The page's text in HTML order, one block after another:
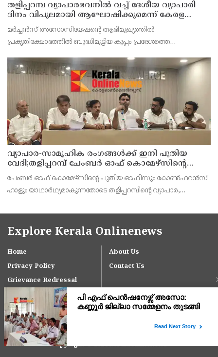
തളിപ്പറമ്പ വ്യാപാരഭവനിൽ വച്ച് ദേശീയ വ്യാപാരി
ദിനം വിപുലമായി ആഘോഷിക്കുമെന്ന് കേരള
വ്യാപാരി വ്യവസായി ഏകോപന സമിതി തളിപ്പറമ്പ്
യൂണിറ്റ് ഭാരവാഹികൾ
മർച്ചൻസ് അസോസിയേഷന്റെ ആഭിമുഖ്യത്തിൽ
പ്രകൃതിക്ഷോഭത്തിൽ ബുദ്ധിമുട്ടിയ കുപ്പം പ്രദേശത്തെ
സഹായം ധനവും, ഓപ്പറേഷൻ തൂഫാൻ ഭാഗ മായി കേരള
പോലീസ് നടത്തിയ സൗ
വ്യാപാര-സാമൂഹിക രംഗങ്ങൾക്ക് ഇനി പുതിയ
വേദി;തളിപ്പറമ്പ് ചേംബർ ഓഫ് കൊമേഴ്‌സിന്റെ
ഓഫീസും കോൺഫറൻസ് ഹാളും ഒരുങ്ങി
ചേംബർ ഓഫ് കൊമേഴ്‌സിന്റെ പുതിയ ഓഫീസും കോൺഫറൻസ്
ഹാളും യാഥാർഥ്യമാകുന്നതോടെ തളിപ്പറമ്പിന്റെ വ്യാപാര,
സാധ്യതകൾ തുറക്കും. പരിശീലന പരിപാടികൾ, സെമിനാറുകൾ,
ബിസിനസ
Explore Kerala Onlinenews
Home
About Us
Privacy Policy
Contact Us
Grievance Redressal
Copyright © 2024 keralaonlinenews